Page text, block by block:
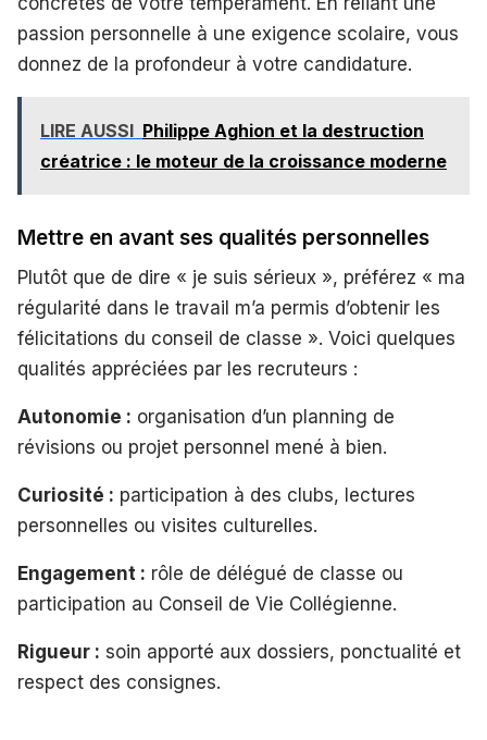
passion personnelle à une exigence scolaire, vous
donnez de la profondeur à votre candidature.
LIRE AUSSI Philippe Aghion et la destruction
créatrice : le moteur de la croissance moderne
Mettre en avant ses qualités personnelles
Plutôt que de dire « je suis sérieux », préférez « ma
régularité dans le travail m’a permis d’obtenir les
félicitations du conseil de classe ». Voici quelques
qualités appréciées par les recruteurs :
Autonomie : organisation d’un planning de
révisions ou projet personnel mené à bien.
Curiosité : participation à des clubs, lectures
personnelles ou visites culturelles.
Engagement : rôle de délégué de classe ou
participation au Conseil de Vie Collégienne.
Rigueur : soin apporté aux dossiers, ponctualité et
respect des consignes.